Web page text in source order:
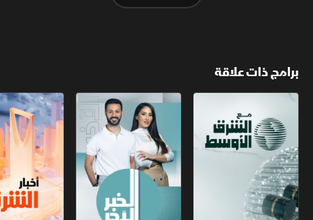
برامج ذات علاقة
مع الشرق الأوسط الخبر الآخر أخبار الشرق